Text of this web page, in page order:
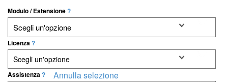
Modulo / Estensione?
Licenza?
Assistenza? Annulla selezione